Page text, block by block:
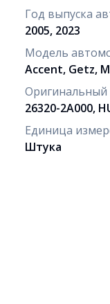
Год выпуска
2005, 2023
Модель
Accent, Getz,
Оригинальный
26320-2A000,
Единица
Штука